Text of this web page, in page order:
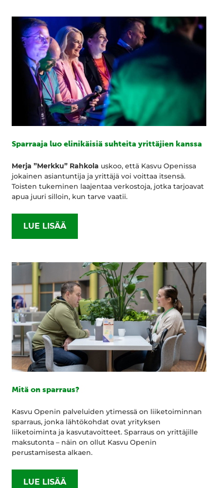
Sparraaja luo elinikäisiä suhteita yrittäjien kanssa
Merja ”Merkku” Rahkola uskoo, että Kasvu Openissa
jokainen asiantuntija ja yrittäjä voi voittaa itsensä.
Toisten tukeminen laajentaa verkostoja, jotka tarjoavat
apua juuri silloin, kun tarve vaatii.
LUE LISÄÄ
Mitä on sparraus?
Kasvu Openin palveluiden ytimessä on liiketoiminnan
sparraus, jonka lähtökohdat ovat yrityksen
liiketoiminta ja kasvutavoitteet. Sparraus on yrittäjille
maksutonta – näin on ollut Kasvu Openin
perustamisesta alkaen.
LUE LISÄÄ